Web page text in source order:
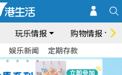
玩乐情报 购物情报
娱乐新闻 定期存款